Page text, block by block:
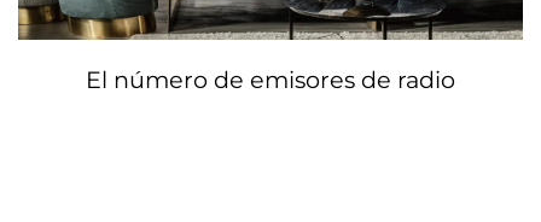
El número de emisores de radio